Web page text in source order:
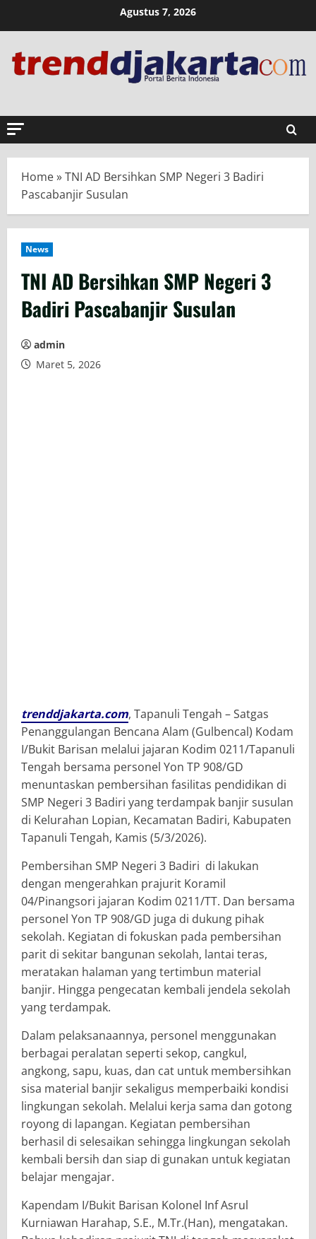
Agustus 7, 2026
Home»TNI AD Bersihkan SMP Negeri 3 Badiri
Pascabanjir Susulan
News
TNI AD Bersihkan SMP Negeri 3
Badiri Pascabanjir Susulan
admin
Maret 5, 2026
trenddjakarta.com, Tapanuli Tengah – Satgas
Penanggulangan Bencana Alam (Gulbencal) Kodam
I/Bukit Barisan melalui jajaran Kodim 0211/Tapanuli
Tengah bersama personel Yon TP 908/GD
menuntaskan pembersihan fasilitas pendidikan di
SMP Negeri 3 Badiri yang terdampak banjir susulan
di Kelurahan Lopian, Kecamatan Badiri, Kabupaten
Tapanuli Tengah, Kamis (5/3/2026).
Pembersihan SMP Negeri 3 Badiri di lakukan
dengan mengerahkan prajurit Koramil
04/Pinangsori jajaran Kodim 0211/TT. Dan bersama
personel Yon TP 908/GD juga di dukung pihak
sekolah. Kegiatan di fokuskan pada pembersihan
parit di sekitar bangunan sekolah, lantai teras,
meratakan halaman yang tertimbun material
banjir. Hingga pengecatan kembali jendela sekolah
yang terdampak.
Dalam pelaksanaannya, personel menggunakan
berbagai peralatan seperti sekop, cangkul,
angkong, sapu, kuas, dan cat untuk membersihkan
sisa material banjir sekaligus memperbaiki kondisi
lingkungan sekolah. Melalui kerja sama dan gotong
royong di lapangan. Kegiatan pembersihan
berhasil di selesaikan sehingga lingkungan sekolah
kembali bersih dan siap di gunakan untuk kegiatan
belajar mengajar.
Kapendam I/Bukit Barisan Kolonel Inf Asrul
Kurniawan Harahap, S.E., M.Tr.(Han), mengatakan.